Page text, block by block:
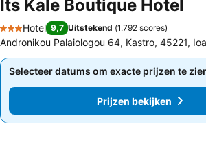
Its Kale Boutique Hotel
3 Sterren
Hotel 9,7 Uitstekend (1.792 scores)
Andronikou Palaiologou 64, Kastro, 45221,
Selecteer datums om exacte prijzen te
Prijzen bekijken
Selecteer datums om exacte prijzen te
Prijzen bekijken